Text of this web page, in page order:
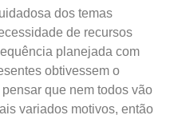
dos temas
de recursos
planejada com
obtivessem o
que nem todos vão
variados motivos, então